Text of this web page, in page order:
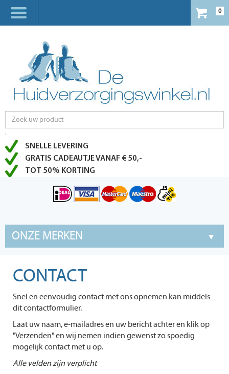
0
SNELLE LEVERING
GRATIS CADEAUTJE VANAF € 50,-
TOT 50% KORTING
ONZE MERKEN
CONTACT
Snel en eenvoudig contact met ons opnemen kan middels
dit contactformulier.
Laat uw naam, e-mailadres en uw bericht achter en klik op
"Verzenden" en wij nemen indien gewenst zo spoedig
mogelijk contact met u op.
Alle velden zijn verplicht